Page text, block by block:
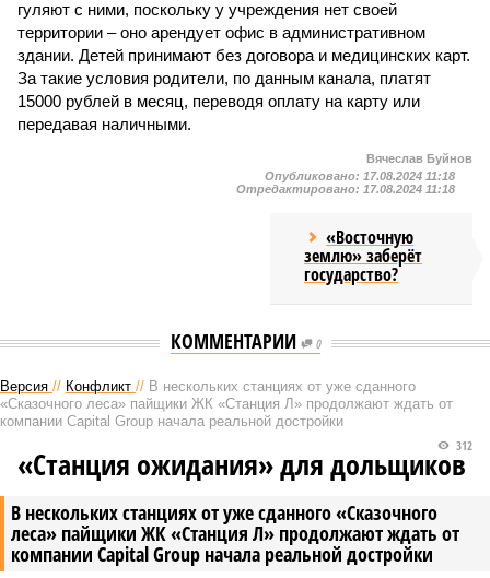
гуляют с ними, поскольку у учреждения нет своей
территории – оно арендует офис в административном
здании. Детей принимают без договора и медицинских карт.
За такие условия родители, по данным канала, платят
15000 рублей в месяц, переводя оплату на карту или
передавая наличными.
Вячеслав Буйнов
Опубликовано: 17.08.2024 11:18
Отредактировано: 17.08.2024 11:18
«Восточную
землю» заберёт
государство?
КОММЕНТАРИИ 0
Версия // Конфликт // В нескольких станциях от уже сданного
«Сказочного леса» пайщики ЖК «Станция Л» продолжают ждать от
компании Capital Group начала реальной достройки
В нескольких станциях от уже сданного «Сказочного
леса» пайщики ЖК «Станция Л» продолжают ждать от
компании Capital Group начала реальной достройки
312
«Станция ожидания» для дольщиков